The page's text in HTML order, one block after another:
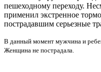
пешеходному переходу.
применил экстренное
пострадавшим серьезные
В данный момент мужчина и
Женщина не пострадала.